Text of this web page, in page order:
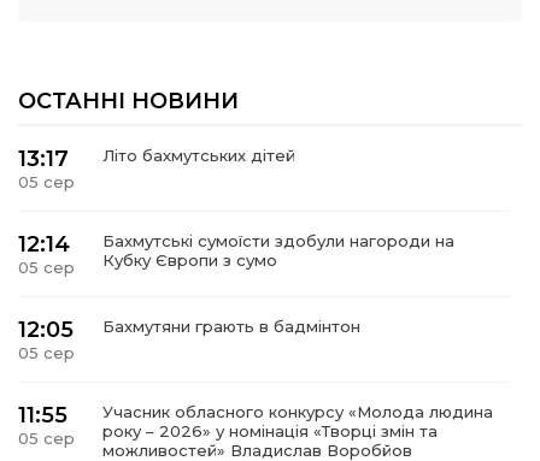
ОСТАННІ НОВИНИ
13:17
05 сер
Літо бахмутських дітей
12:14
05 сер
Бахмутські сумоїсти здобули нагороди на
Кубку Європи з сумо
12:05
05 сер
Бахмутяни грають в бадмінтон
11:55
05 сер
Учасник обласного конкурсу «Молода людина
року – 2026» у номінація «Творці змін та
можливостей» Владислав Воробйов